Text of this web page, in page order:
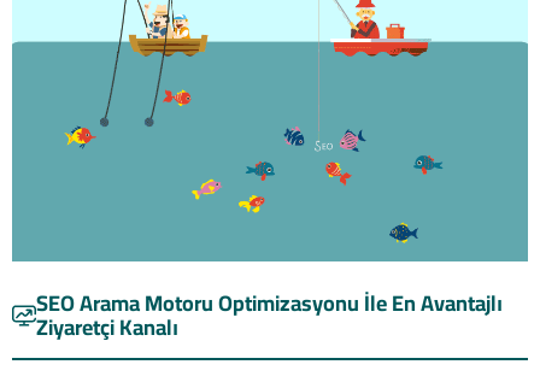
SEO Arama Motoru Optimizasyonu İle En Avantajlı
Ziyaretçi Kanalı